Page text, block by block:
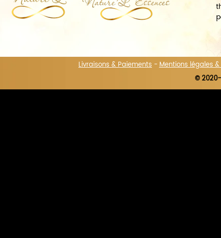
Livraisons & Paiements -Mentions légales &
© 2020-